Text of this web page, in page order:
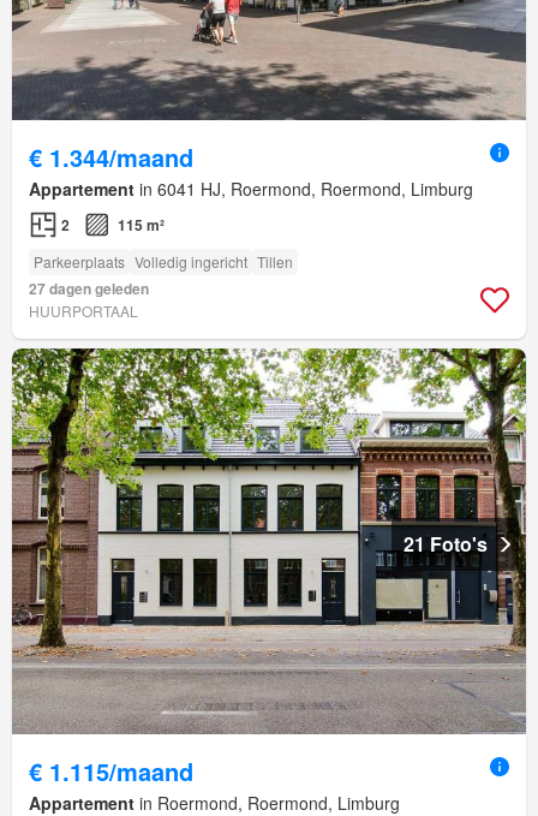
€ 1.344/maand
Appartement in 6041 HJ, Roermond, Roermond, Limburg
2 115 m²
Parkeerplaats Volledig ingericht Tillen
27 dagen geleden
HUURPORTAAL
21 Foto's
€ 1.115/maand
Appartement in Roermond, Roermond, Limburg